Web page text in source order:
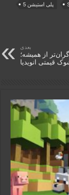
پلی استیشن 5
بعدی
RTX 5080 گران‌تر از همیشه؛
قیمتی انویدیا